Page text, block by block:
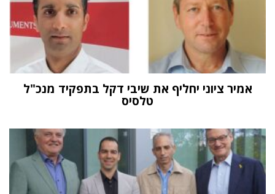
אמיר ציוני יחליף את שיבי דקל בתפקיד מנכ"ל
טלסיס